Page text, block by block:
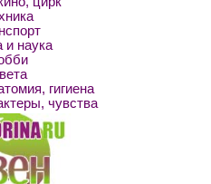
и наука
гигиена
чувства